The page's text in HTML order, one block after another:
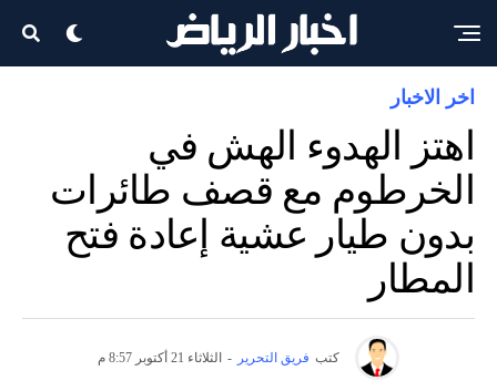
اخر الاخبار
اهتز الهدوء الهش في
الخرطوم مع قصف طائرات
بدون طيار عشية إعادة فتح
المطار
كتب فريق التحرير - الثلاثاء 21 أكتوبر 8:57 م